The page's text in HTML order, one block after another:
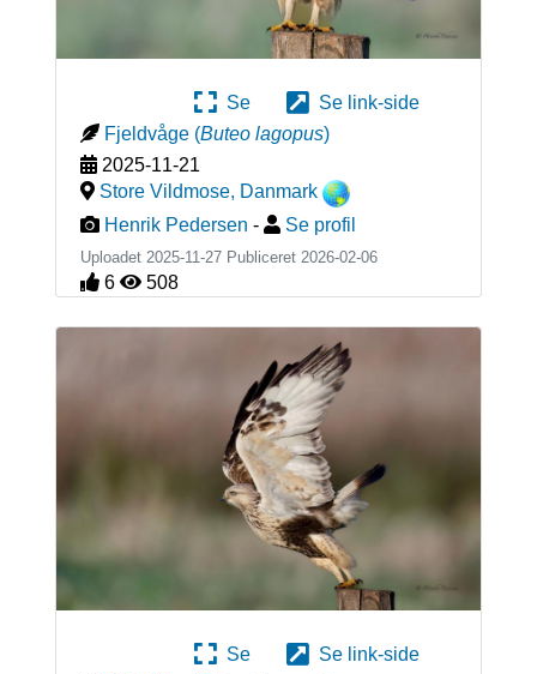
Se
Se link-side
Fjeldvåge (Buteo lagopus)
2025-11-21
Store Vildmose, Danmark
Henrik Pedersen - Se profil
Uploadet 2025-11-27 Publiceret 2026-02-06
6 508
Se
Se link-side